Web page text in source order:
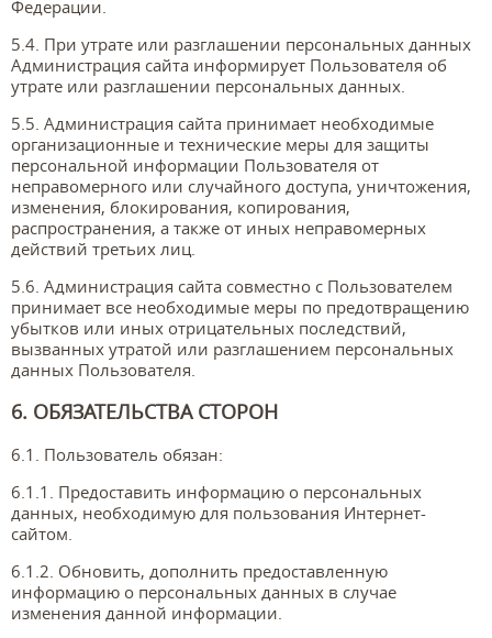
Федерации.
5.4. При утрате или разглашении персональных данных
Администрация сайта информирует Пользователя об
утрате или разглашении персональных данных.
5.5. Администрация сайта принимает необходимые
организационные и технические меры для защиты
персональной информации Пользователя от
неправомерного или случайного доступа, уничтожения,
изменения, блокирования, копирования,
распространения, а также от иных неправомерных
действий третьих лиц.
5.6. Администрация сайта совместно с Пользователем
принимает все необходимые меры по предотвращению
убытков или иных отрицательных последствий,
вызванных утратой или разглашением персональных
данных Пользователя.
6. ОБЯЗАТЕЛЬСТВА СТОРОН
6.1. Пользователь обязан:
6.1.1. Предоставить информацию о персональных
данных, необходимую для пользования Интернет-
сайтом.
6.1.2. Обновить, дополнить предоставленную
информацию о персональных данных в случае
изменения данной информации.